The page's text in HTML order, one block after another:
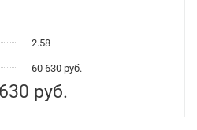
2.58
60 630 руб.
руб.